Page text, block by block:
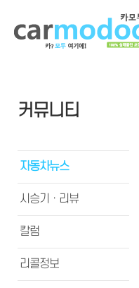
커뮤니티
자동차뉴스
시승기ㆍ리뷰
칼럼
리콜정보